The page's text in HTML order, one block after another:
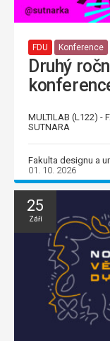
FDU Konference
Druhý
MULTILAB (L122) -
SUTNARA
Fakulta designu a
01. 10. 2026
25
Září